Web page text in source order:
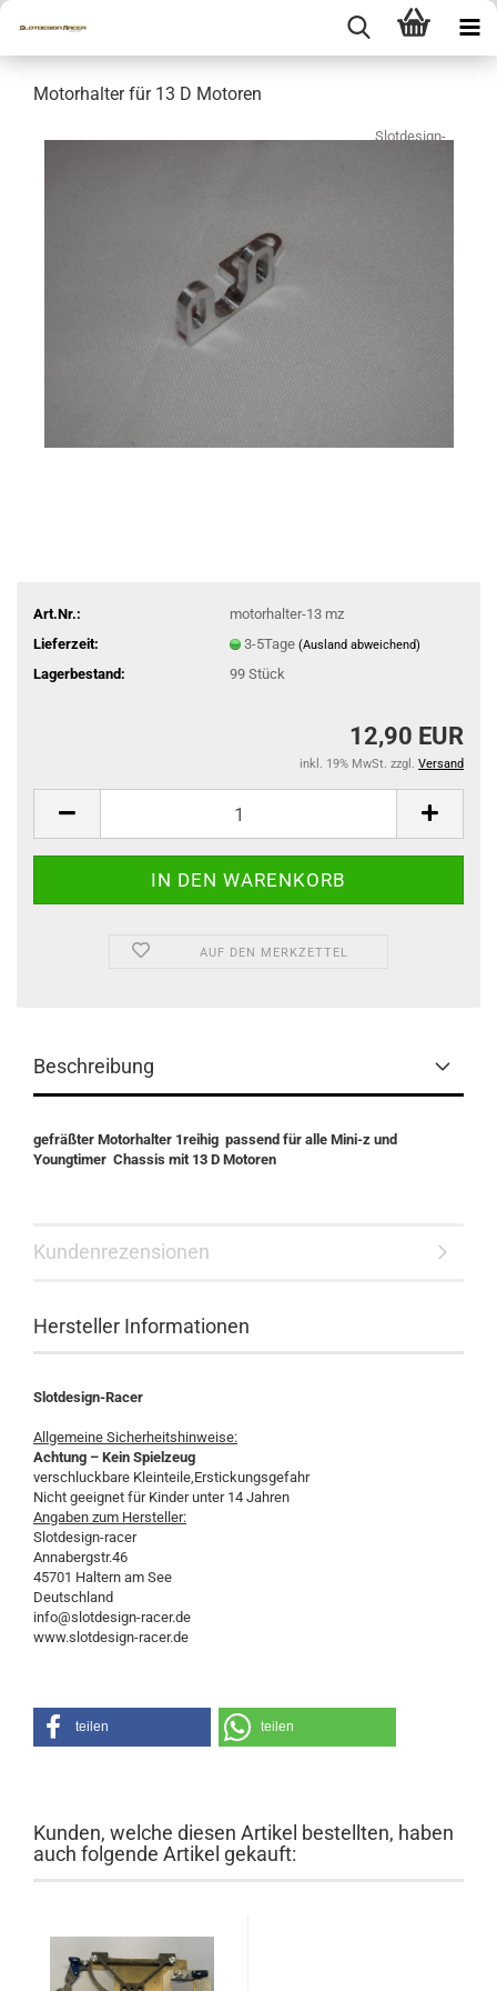
Motorhalter für 13 D Motoren
Slotdesign-
Art.Nr.:
motorhalter-13 mz
Lieferzeit:
3-5Tage (Ausland abweichend)
Lagerbestand: 99 Stück
12,90 EUR
inkl. 19% MwSt. zzgl. Versand
AUF DEN MERKZETTEL
Beschreibung
gefräßter Motorhalter 1reihig passend für alle Mini-z und
Youngtimer Chassis mit 13 D Motoren
Kundenrezensionen
Hersteller Informationen
Slotdesign-Racer
Allgemeine Sicherheitshinweise:
Achtung – Kein Spielzeug
verschluckbare Kleinteile,Erstickungsgefahr
Nicht geeignet für Kinder unter 14 Jahren
Angaben zum Hersteller:
Slotdesign-racer
Annabergstr.46
45701 Haltern am See
Deutschland
info@slotdesign-racer.de
www.slotdesign-racer.de
teilen teilen
Kunden, welche diesen Artikel bestellten, haben
auch folgende Artikel gekauft: